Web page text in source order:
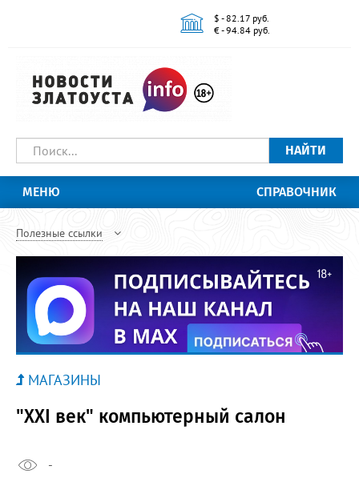
$ - 82.17 руб.
€ - 94.84 руб.
НАЙТИ
МЕНЮ СПРАВОЧНИК
Полезные ссылки
МАГАЗИНЫ
"XXI век" компьютерный салон
-